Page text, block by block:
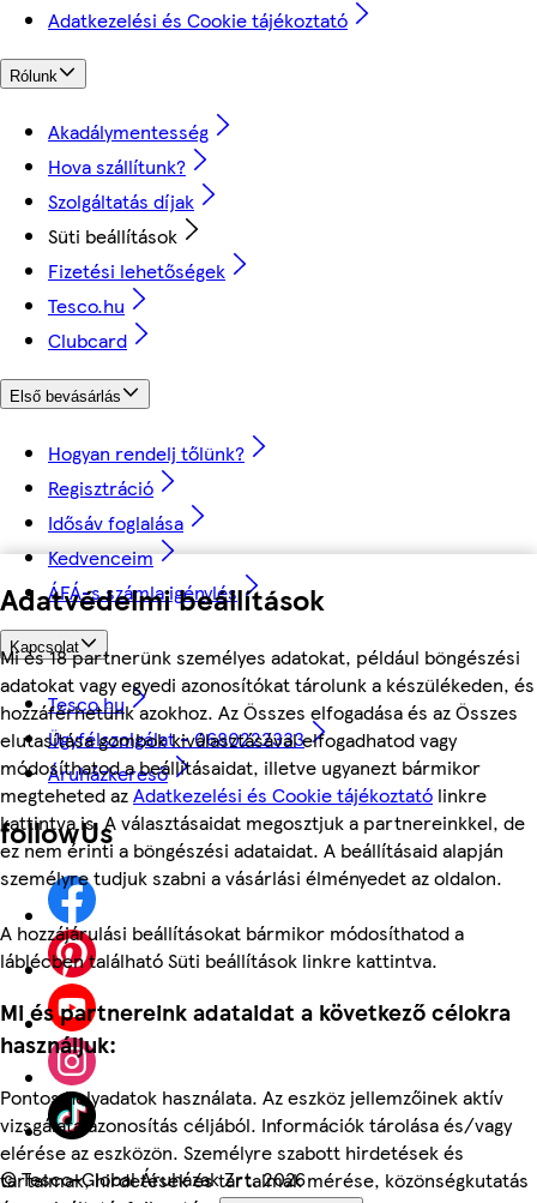
Adatvédelmi beállítások
Mi és 18 partnerünk személyes adatokat, például böngészési
adatokat vagy egyedi azonosítókat tárolunk a készülékeden, és
hozzáférhetünk azokhoz. Az Összes elfogadása és az Összes
elutasítása gombok kiválasztásával elfogadhatod vagy
módosíthatod a beállításaidat, illetve ugyanezt bármikor
megteheted azAdatkezelési és Cookie tájékoztató linkre
kattintva is. A választásaidat megosztjuk a partnereinkkel, de
ez nem érinti a böngészési adataidat. A beállításaid alapján
személyre tudjuk szabni a vásárlási élményedet az oldalon.
A hozzájárulási beállításokat bármikor módosíthatod a
láblécben található Süti beállítások linkre kattintva.
Mi és partnereink adataidat a következő célokra
használjuk:
Pontos helyadatok használata. Az eszköz jellemzőinek aktív
vizsgálata azonosítás céljából. Információk tárolása és/vagy
elérése az eszközön. Személyre szabott hirdetések és
tartalmak, hirdetések és tartalmak mérése, közönségkutatás
Adatkezelési és Cookie tájékoztató
Rólunk
Akadálymentesség
Hova szállítunk?
Szolgáltatás díjak
Süti beállítások
Fizetési lehetőségek
Tesco.hu
Clubcard
Első bevásárlás
Hogyan rendelj tőlünk?
Regisztráció
Idősáv foglalása
Kedvenceim
ÁFÁ-s számla igénylés
Kapcsolat
Tesco.hu
Ügyfélszolgálat - 0680222333
Áruházkereső
followUs
©Tesco-Global Áruházak Zrt. 2026